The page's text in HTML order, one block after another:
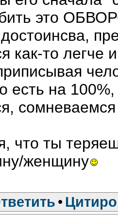
это
как-то легче
есть на
что ты
женщину
•